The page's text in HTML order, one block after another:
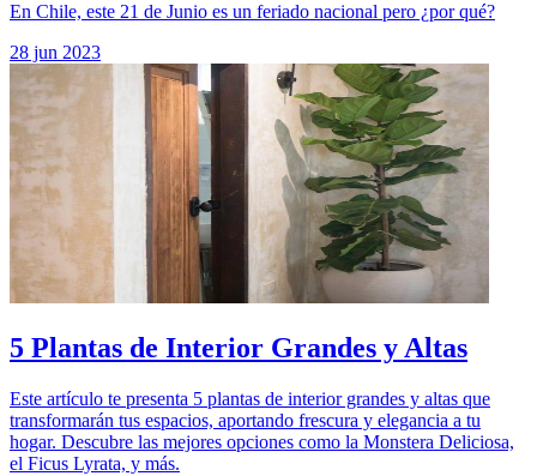
En Chile, este 21 de Junio es un feriado nacional pero ¿por qué?
28 jun 2023
5 Plantas de Interior Grandes y Altas
Este artículo te presenta 5 plantas de interior grandes y altas que
transformarán tus espacios, aportando frescura y elegancia a tu
hogar. Descubre las mejores opciones como la Monstera Deliciosa,
el Ficus Lyrata, y más.